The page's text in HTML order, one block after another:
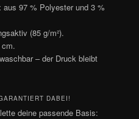
aus 97 % Polyester und 3 %
(85 g/m²).
– der Druck bleibt
DABEI!
deine passende Basis: